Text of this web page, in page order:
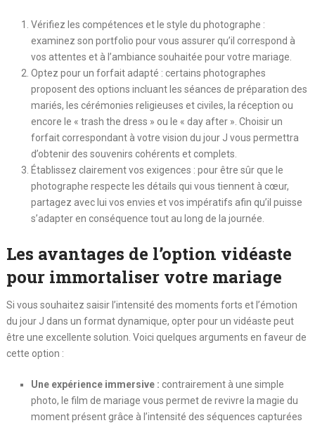
Vérifiez les compétences et le style du photographe :
examinez son portfolio pour vous assurer qu’il correspond à
vos attentes et à l’ambiance souhaitée pour votre mariage.
Optez pour un forfait adapté : certains photographes
proposent des options incluant les séances de préparation des
mariés, les cérémonies religieuses et civiles, la réception ou
encore le « trash the dress » ou le « day after ». Choisir un
forfait correspondant à votre vision du jour J vous permettra
d’obtenir des souvenirs cohérents et complets.
Établissez clairement vos exigences : pour être sûr que le
photographe respecte les détails qui vous tiennent à cœur,
partagez avec lui vos envies et vos impératifs afin qu’il puisse
s’adapter en conséquence tout au long de la journée.
Les avantages de l’option vidéaste
pour immortaliser votre mariage
Si vous souhaitez saisir l’intensité des moments forts et l’émotion
du jour J dans un format dynamique, opter pour un vidéaste peut
être une excellente solution. Voici quelques arguments en faveur de
cette option :
Une expérience immersive : contrairement à une simple
photo, le film de mariage vous permet de revivre la magie du
moment présent grâce à l’intensité des séquences capturées